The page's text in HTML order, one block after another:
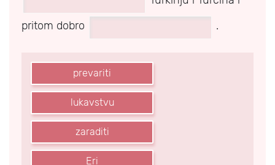
pritom dobro
.
prevariti
lukavstvu
zaraditi
Eri